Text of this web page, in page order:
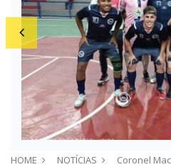
HOME NOTÍCIAS Coronel